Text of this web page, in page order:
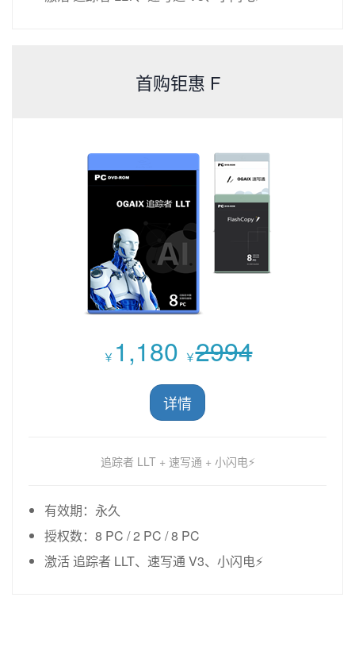
首购钜惠 F
￥ 1,180 ￥2994
详情
追踪者 LLT + 速写通 + 小闪电⚡
有效期：永久
授权数：8 PC / 2 PC / 8 PC
激活 追踪者 LLT、速写通 V3、小闪电⚡